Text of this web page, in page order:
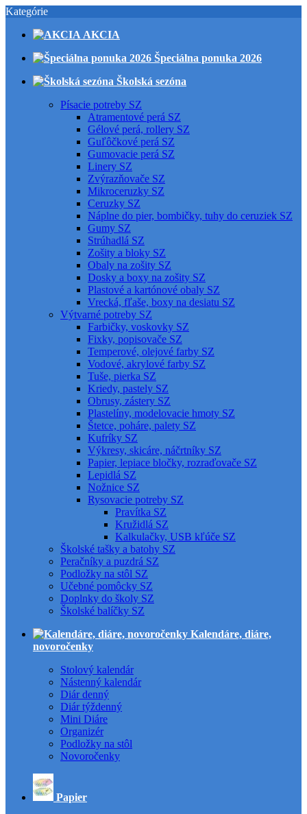
Kategórie
AKCIA
Špeciálna ponuka 2026
Školská sezóna
Písacie potreby SZ
Atramentové perá SZ
Gélové perá, rollery SZ
Guľôčkové perá SZ
Gumovacie perá SZ
Linery SZ
Zvýrazňovače SZ
Mikroceruzky SZ
Ceruzky SZ
Náplne do pier, bombičky, tuhy do ceruziek SZ
Gumy SZ
Strúhadlá SZ
Zošity a bloky SZ
Obaly na zošity SZ
Dosky a boxy na zošity SZ
Plastové a kartónové obaly SZ
Vrecká, fľaše, boxy na desiatu SZ
Výtvarné potreby SZ
Farbičky, voskovky SZ
Fixky, popisovače SZ
Temperové, olejové farby SZ
Vodové, akrylové farby SZ
Tuše, pierka SZ
Kriedy, pastely SZ
Obrusy, zástery SZ
Plastelíny, modelovacie hmoty SZ
Štetce, poháre, palety SZ
Kufríky SZ
Výkresy, skicáre, náčrtníky SZ
Papier, lepiace bločky, rozraďovače SZ
Lepidlá SZ
Nožnice SZ
Rysovacie potreby SZ
Pravítka SZ
Kružidlá SZ
Kalkulačky, USB kľúče SZ
Školské tašky a batohy SZ
Peračníky a puzdrá SZ
Podložky na stôl SZ
Učebné pomôcky SZ
Doplnky do školy SZ
Školské balíčky SZ
Kalendáre, diáre,
novoročenky
Stolový kalendár
Nástenný kalendár
Diár denný
Diár týždenný
Mini Diáre
Organizér
Podložky na stôl
Novoročenky
Papier